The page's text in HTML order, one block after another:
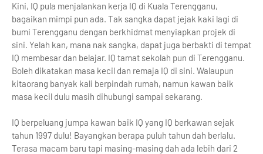
Kini, IQ pula menjalankan kerja IQ di Kuala Terengganu,
bagaikan mimpi pun ada. Tak sangka dapat jejak kaki lagi di
bumi Terengganu dengan berkhidmat menyiapkan projek di
sini. Yelah kan, mana nak sangka, dapat juga berbakti di tempat
IQ membesar dan belajar. IQ tamat sekolah pun di Terengganu.
Boleh dikatakan masa kecil dan remaja IQ di sini. Walaupun
kitaorang banyak kali berpindah rumah, namun kawan baik
masa kecil dulu masih dihubungi sampai sekarang.
IQ berpeluang jumpa kawan baik IQ yang IQ berkawan sejak
tahun 1997 dulu! Bayangkan berapa puluh tahun dah berlalu.
Terasa macam baru tapi masing-masing dah ada lebih dari 2